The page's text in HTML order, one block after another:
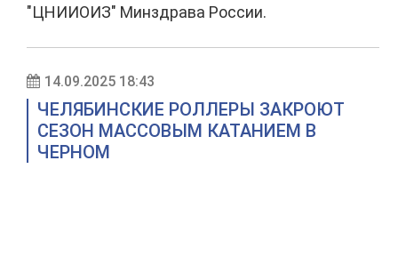
"ЦНИИОИЗ" Минздрава России.
14.09.2025 18:43
ЧЕЛЯБИНСКИЕ РОЛЛЕРЫ ЗАКРОЮТ
СЕЗОН МАССОВЫМ КАТАНИЕМ В
ЧЕРНОМ